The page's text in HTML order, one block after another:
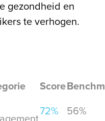
gezondheid en
te verhogen.
Score
72% 56%